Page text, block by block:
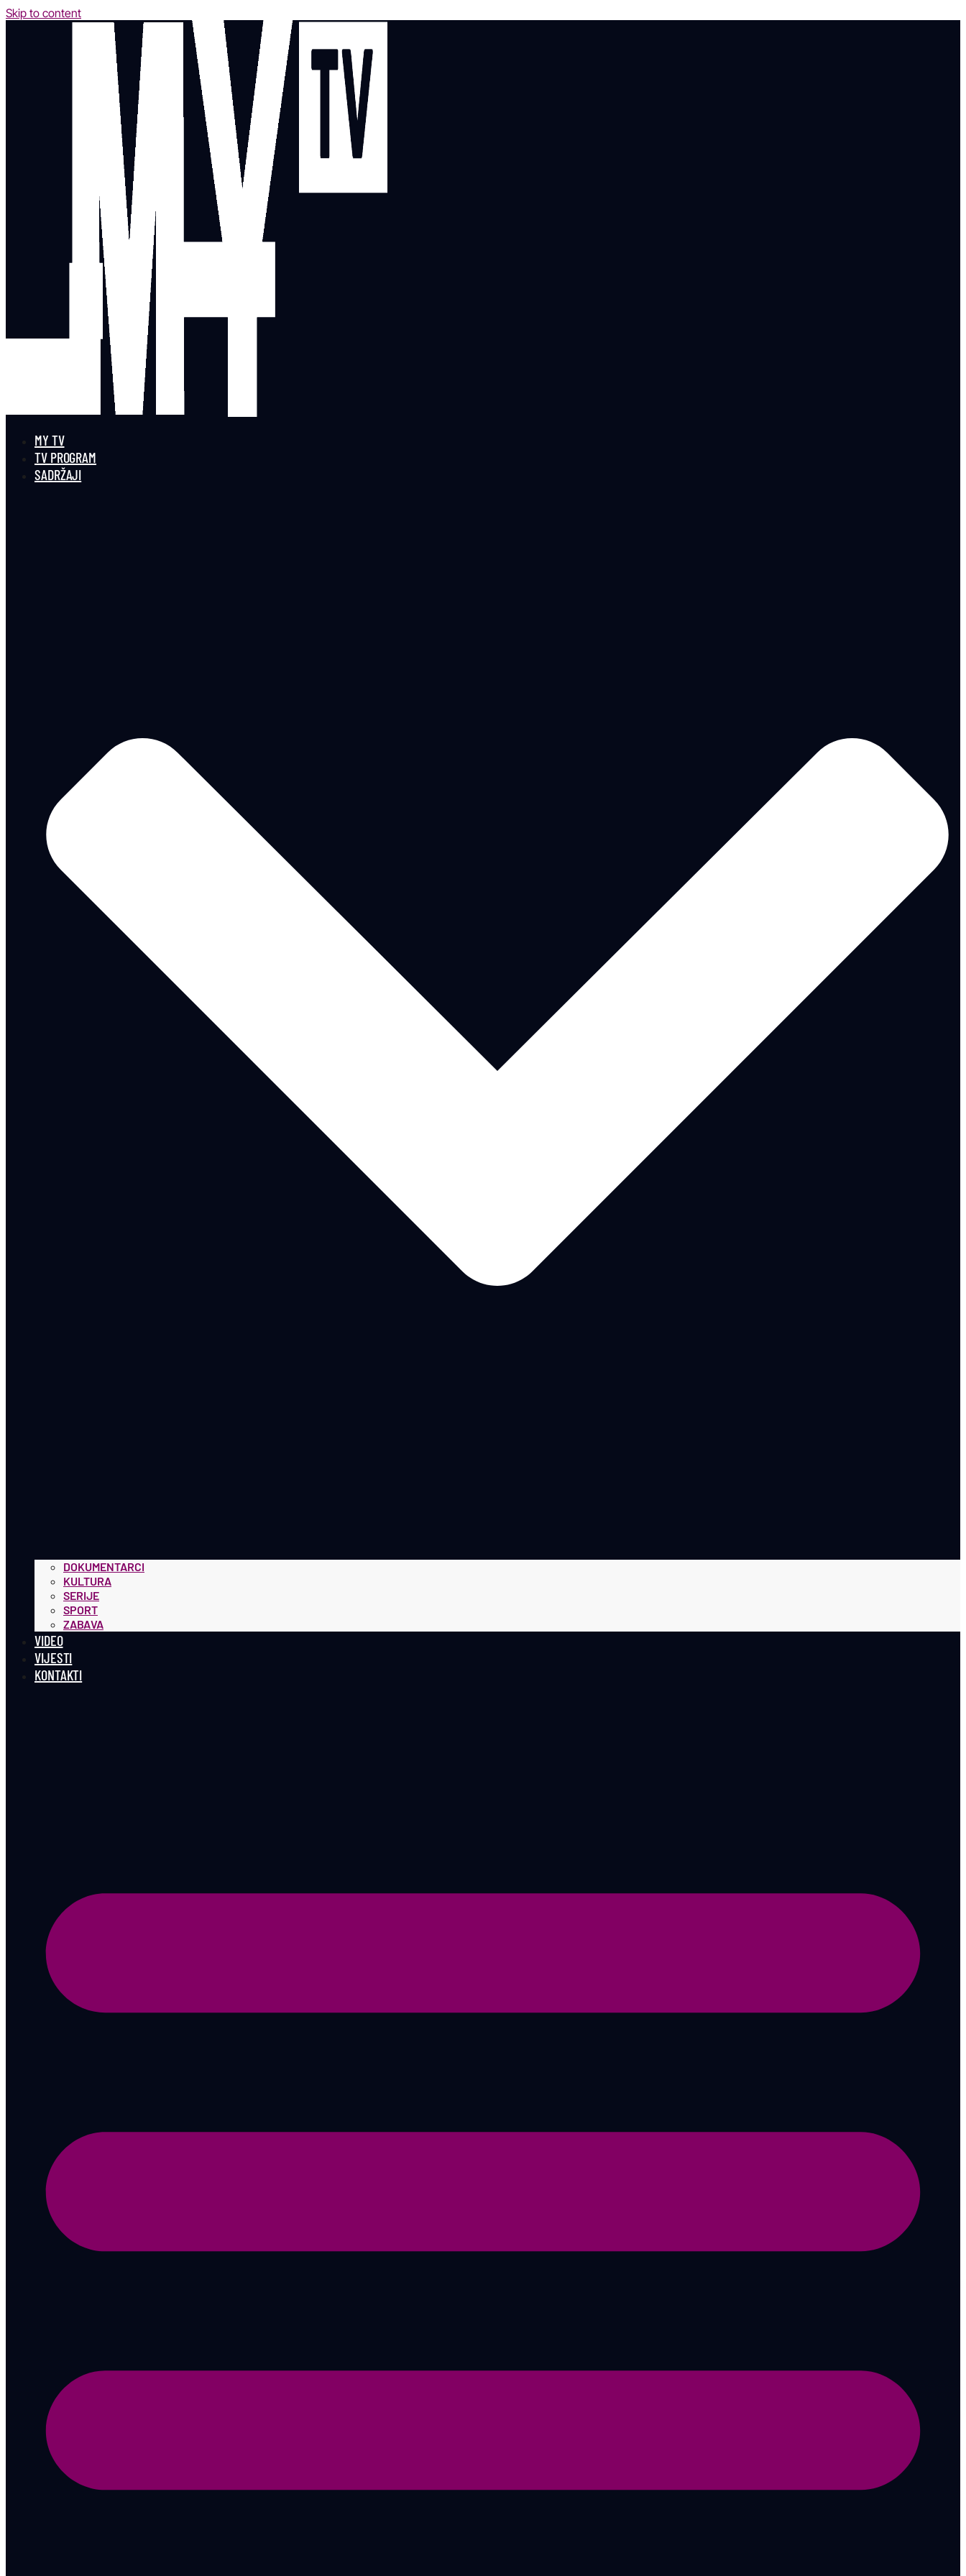
Skip to content
MY TV
TV PROGRAM
SADRŽAJI
DOKUMENTARCI
KULTURA
SERIJE
SPORT
ZABAVA
VIDEO
VIJESTI
KONTAKTI